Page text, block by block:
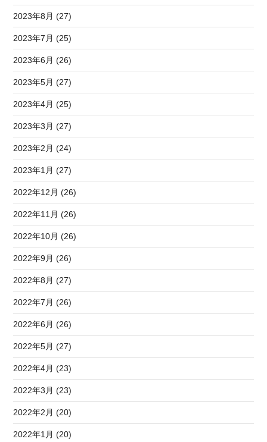
2023年8月 (27)
2023年7月 (25)
2023年6月 (26)
2023年5月 (27)
2023年4月 (25)
2023年3月 (27)
2023年2月 (24)
2023年1月 (27)
2022年12月 (26)
2022年11月 (26)
2022年10月 (26)
2022年9月 (26)
2022年8月 (27)
2022年7月 (26)
2022年6月 (26)
2022年5月 (27)
2022年4月 (23)
2022年3月 (23)
2022年2月 (20)
2022年1月 (20)